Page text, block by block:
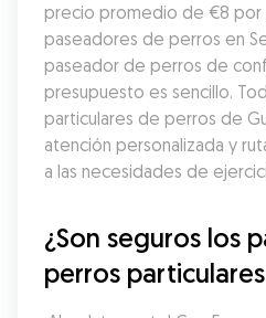
precio promedio de €8 por
paseadores de perros en
paseador de perros de
presupuesto es sencillo.
particulares de perros de
atención personalizada y
a las necesidades de
¿Son seguros los
perros